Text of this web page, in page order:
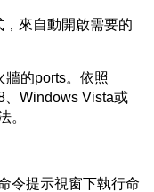
來自動開啟需要的
牆的ports。依照
、Windows Vista或
。
令提示視窗下執行命